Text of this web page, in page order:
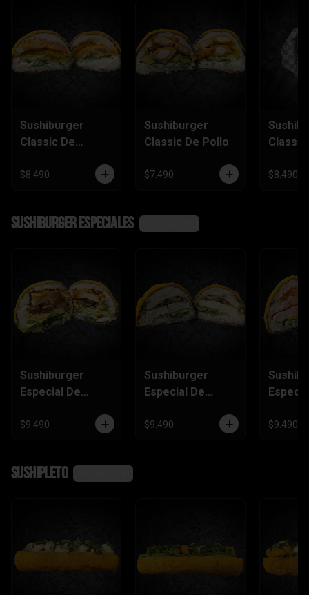
Sushiburger
Classic De
$8.490
Sushiburger
Classic De Pollo
$7.490
Classic
$8.490
SushiBurger Especiales
Sushiburger
Especial De
Furai
$9.490
Sushiburger
Especial De
Champiñón
$9.490 $9.490
SushiPleto